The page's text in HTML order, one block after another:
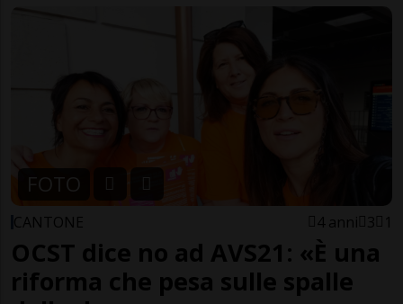
FOTO
CANTONE 4 anni 3 1
OCST dice no ad AVS21: «È una
riforma che pesa sulle spalle